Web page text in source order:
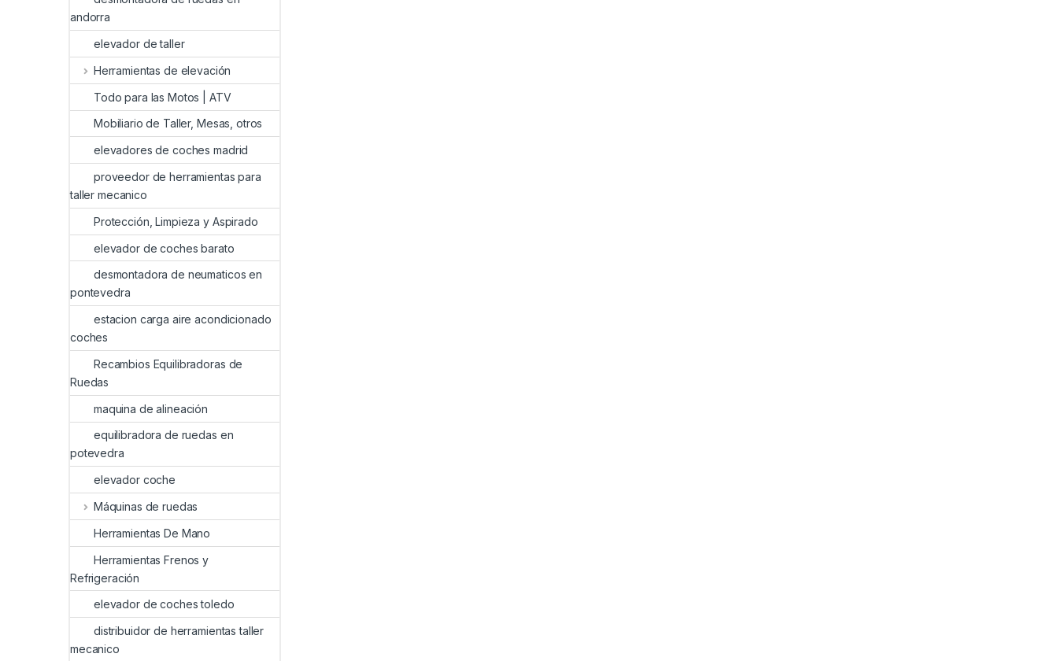
andorra
elevador de taller
Herramientas de elevación
Todo para las Motos | ATV
Mobiliario de Taller, Mesas, otros
elevadores de coches madrid
proveedor de herramientas para
taller mecanico
Protección, Limpieza y Aspirado
elevador de coches barato
desmontadora de neumaticos en
pontevedra
estacion carga aire acondicionado
coches
Recambios Equilibradoras de
Ruedas
maquina de alineación
equilibradora de ruedas en
potevedra
elevador coche
Máquinas de ruedas
Herramientas De Mano
Herramientas Frenos y
Refrigeración
elevador de coches toledo
distribuidor de herramientas taller
mecanico